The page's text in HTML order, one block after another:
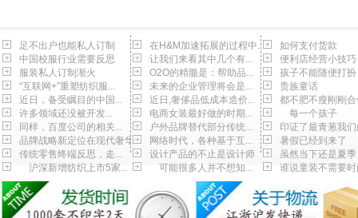
足不出户也能私人订制
中国校服行业需要反思
服装私人订制渐火
“互联网+”重塑纺织服...
近日，备受瞩目的中国...
许多领域还没被开发...
同样，百度公司的相关...
品牌战略新定位在现代奢华
传统零售终端反思，走...
沪深新增纺织上市5家...
在H&M加速拓展的过程中...
让我们来看其中几个有...
O2O的精髓是：帮助品...
未来的企业管理将会是...
近日,奢侈品低成本造价...
电商女装最好做的时期...
户外品牌替代部分传统...
网络时代，各种基于互...
设计产品的不止是设计师
可能很多人并不想知...
如何支付货款
便利店经营小技巧
孩子不能随便打扮
贵族童话
都不肥不瘦刚刚合
每一个孩子
印证了最青葱我
暑假已经到来了
虽然当下还是夏季
谁说童装不需要时